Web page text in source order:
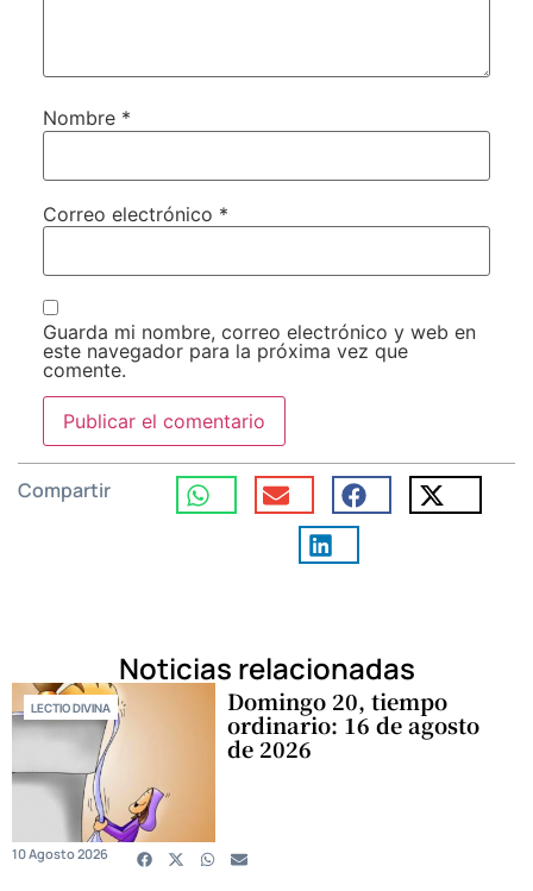
Nombre *
Correo electrónico *
Guarda mi nombre, correo electrónico y web en
este navegador para la próxima vez que
comente.
Compartir
Noticias relacionadas
LECTIO DIVINA Domingo 20, tiempo
ordinario: 16 de agosto
de 2026
10 Agosto 2026